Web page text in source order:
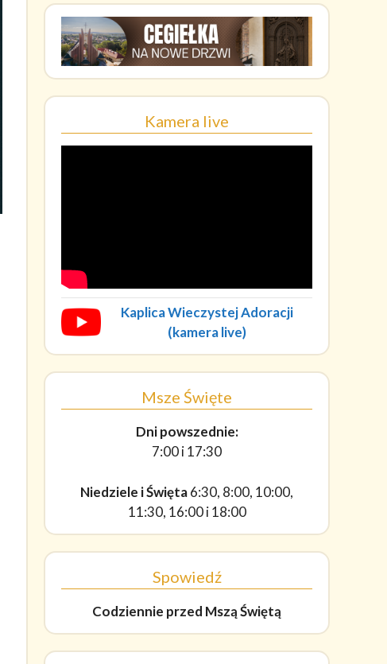
Kamera live
Kaplica Wieczystej Adoracji
(kamera live)
Msze Święte
Dni powszednie:
7:00 i 17:30
Niedziele i Święta6:30, 8:00, 10:00,
11:30, 16:00 i 18:00
Spowiedź
Codziennie przed Mszą Świętą